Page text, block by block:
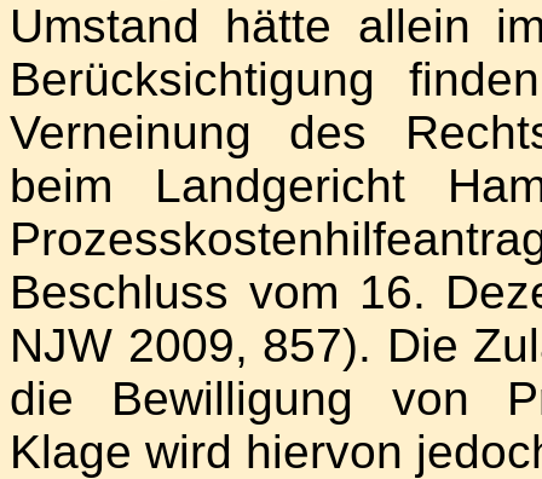
Umstand hätte allein
Berücksichtigung
Verneinung des
beim Landgericht
Beschluss vom 16.
NJW 2009, 857). Die
die Bewilligung von
Klage wird hiervon